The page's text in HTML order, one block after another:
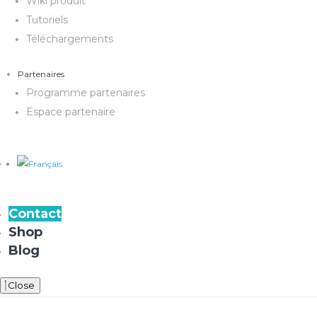
Tutoriels
Téléchargements
Partenaires
Programme partenaires
Espace partenaire
Contact
Shop
Blog
Close